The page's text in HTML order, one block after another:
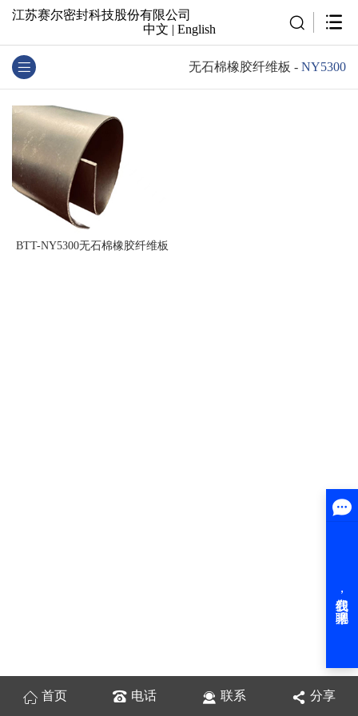
江苏赛尔密封科技股份有限公司
中文 | English
无石棉橡胶纤维板 - NY5300
BTT-NY5300无石棉橡胶纤维板
首页 电话 联系 分享